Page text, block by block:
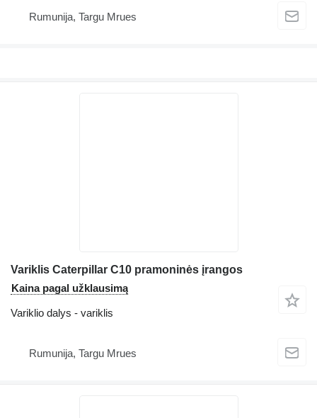
Rumunija, Targu Mrues
Variklis Caterpillar C10 pramoninės įrangos
Kaina pagal užklausimą
Variklio dalys - variklis
Rumunija, Targu Mrues